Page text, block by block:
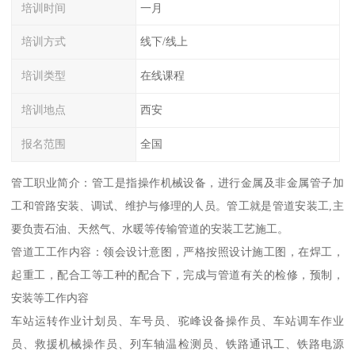
培训时间 一月
培训方式 线下/线上
培训类型 在线课程
培训地点 西安
报名范围 全国
管工职业简介：管工是指操作机械设备，进行金属及非金属管子加
工和管路安装、调试、维护与修理的人员。管工就是管道安装工,主
要负责石油、天然气、水暖等传输管道的安装工艺施工。
管道工工作内容：领会设计意图，严格按照设计施工图，在焊工，
起重工，配合工等工种的配合下，完成与管道有关的检修，预制，
安装等工作内容
车站运转作业计划员、车号员、驼峰设备操作员、车站调车作业
员、救援机械操作员、列车轴温检测员、铁路通讯工、铁路电源